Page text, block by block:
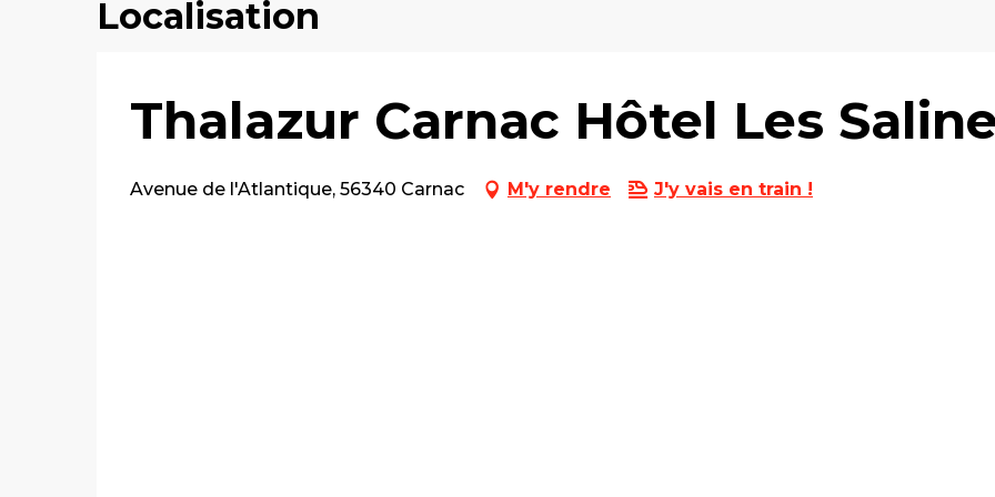
Localisation
Thalazur Carnac Hôtel Les
Avenue de l'Atlantique, 56340 Carnac M'y rendre J'y vais en train !